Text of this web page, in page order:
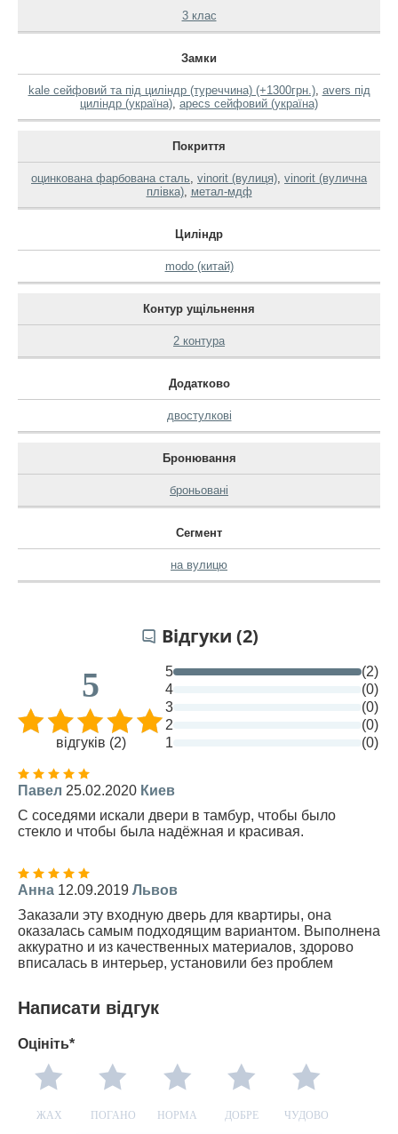
3 клас
Замки
kale сейфовий та під циліндр (туреччина) (+1300грн.), avers під
циліндр (україна), apecs сейфовий (україна)
Покриття
оцинкована фарбована сталь, vinorit (вулиця), vinorit (вулична
плівка), метал-мдф
Циліндр
modo (китай)
Контур ущільнення
2 контура
Додатково
двостулкові
Бронювання
броньовані
Сегмент
на вулицю
Відгуки (2)
5
відгуків (2)
5
(2)
4
(0)
3
(0)
2
(0)
1
(0)
Павел 25.02.2020 Киев
С соседями искали двери в тамбур, чтобы было
стекло и чтобы была надёжная и красивая.
Анна 12.09.2019 Львов
Заказали эту входную дверь для квартиры, она
оказалась самым подходящим вариантом. Выполнена
аккуратно и из качественных материалов, здорово
вписалась в интерьер, установили без проблем
Написати відгук
Оцініть*
ЖАХ ПОГАНО НОРМА ДОБРЕ ЧУДОВО